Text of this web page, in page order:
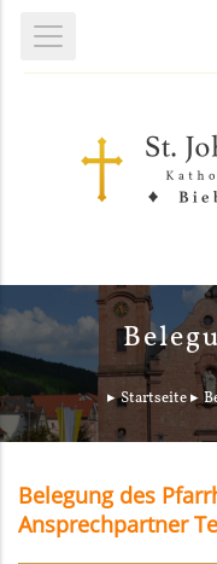
Startseite
Belegung des
Ansprechpartner